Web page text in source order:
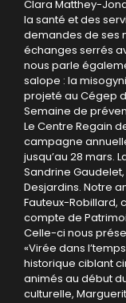
Clara Matthey-
la santé et des
demandes de ses
échanges serrés
nous parle
salope : la
projeté au Cégep
Semaine de
Le Centre Regain
campagne
jusqu’au 28 mars.
Sandrine
Desjardins. Notre
Fauteux-Robillard,
compte de
Celle-ci nous
«Virée dans
historique ciblant
animés au début
culturelle,